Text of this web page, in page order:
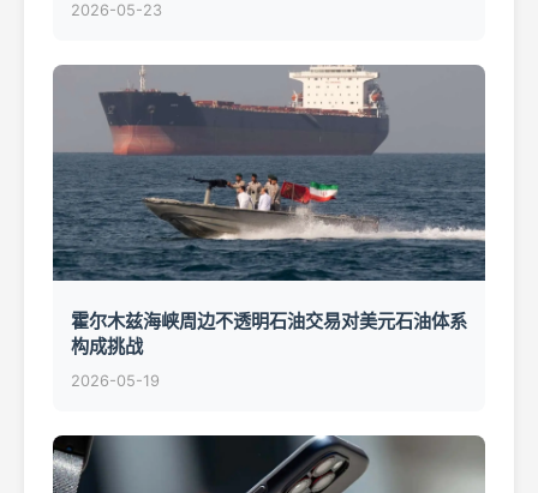
2026-05-23
霍尔木兹海峡周边不透明石油交易对美元石油体系
构成挑战
2026-05-19